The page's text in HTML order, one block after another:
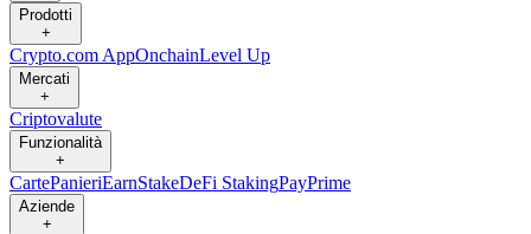
Prodotti
+
Crypto.com AppOnchainLevel Up
Mercati
+
Criptovalute
Funzionalità
+
CartePanieriEarnStakeDeFi StakingPayPrime
Aziende
+